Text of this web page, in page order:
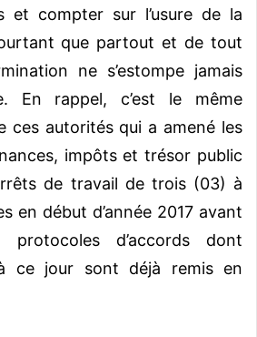
et compter sur l’usure de la
que partout et de tout
ne s’estompe jamais
En rappel, c’est le même
ces autorités qui a amené les
impôts et trésor public
de travail de trois (03) à
en début d’année 2017 avant
protocoles d’accords dont
ce jour sont déjà remis en